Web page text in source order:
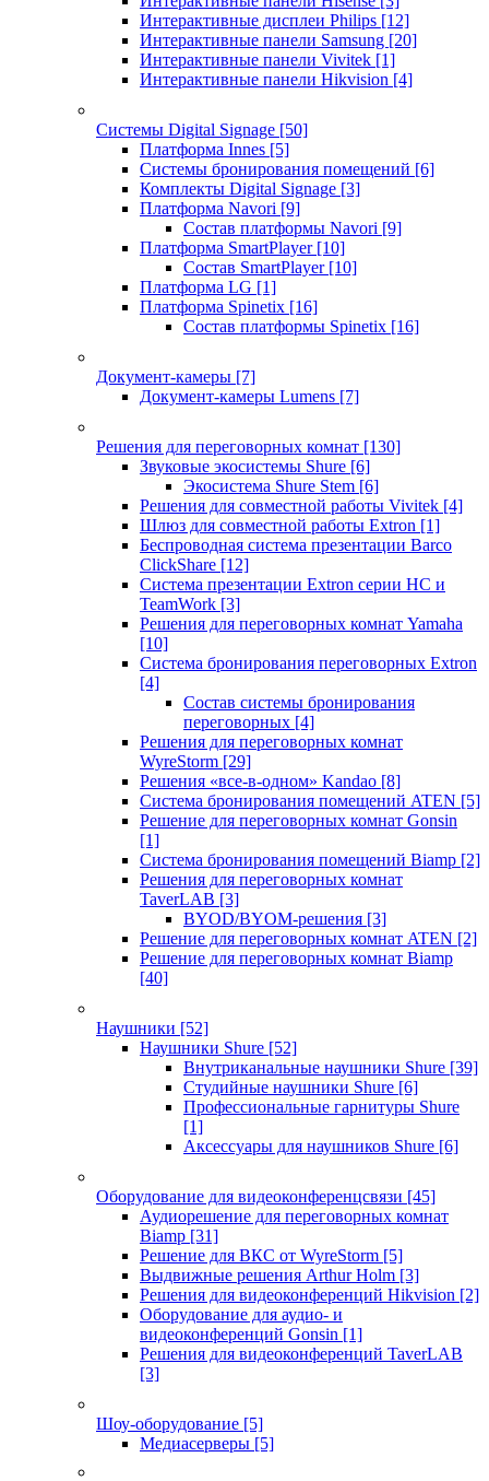
Интерактивные дисплеи Philips [12]
Интерактивные панели Samsung [20]
Интерактивные панели Vivitek [1]
Интерактивные панели Hikvision [4]
Системы Digital Signage [50]
Платформа Innes [5]
Системы бронирования помещений [6]
Комплекты Digital Signage [3]
Платформа Navori [9]
Состав платформы Navori [9]
Платформа SmartPlayer [10]
Состав SmartPlayer [10]
Платформа LG [1]
Платформа Spinetix [16]
Состав платформы Spinetix [16]
Документ-камеры [7]
Документ-камеры Lumens [7]
Решения для переговорных комнат [130]
Звуковые экосистемы Shure [6]
Экосистема Shure Stem [6]
Решения для совместной работы Vivitek [4]
Шлюз для совместной работы Extron [1]
Беспроводная система презентации Barco
ClickShare [12]
Система презентации Extron серии HC и
TeamWork [3]
Решения для переговорных комнат Yamaha
[10]
Система бронирования переговорных Extron
[4]
Состав системы бронирования
переговорных [4]
Решения для переговорных комнат
WyreStorm [29]
Решения «все-в-одном» Kandao [8]
Система бронирования помещений ATEN [5]
Решение для переговорных комнат Gonsin
[1]
Система бронирования помещений Biamp [2]
Решения для переговорных комнат
TaverLAB [3]
BYOD/BYOM-решения [3]
Решение для переговорных комнат ATEN [2]
Решение для переговорных комнат Biamp
[40]
Наушники [52]
Наушники Shure [52]
Внутриканальные наушники Shure [39]
Студийные наушники Shure [6]
Профессиональные гарнитуры Shure
[1]
Аксессуары для наушников Shure [6]
Оборудование для видеоконференцсвязи [45]
Аудиорешение для переговорных комнат
Biamp [31]
Решение для ВКС от WyreStorm [5]
Выдвижные решения Arthur Holm [3]
Решения для видеоконференций Hikvision [2]
Оборудование для аудио- и
видеоконференций Gonsin [1]
Решения для видеоконференций TaverLAB
[3]
Шоу-оборудование [5]
Медиасерверы [5]